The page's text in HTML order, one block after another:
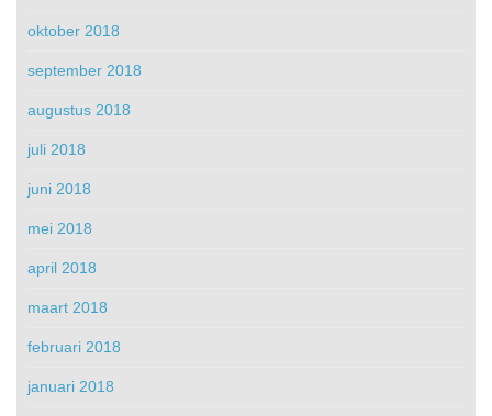
oktober 2018
september 2018
augustus 2018
juli 2018
juni 2018
mei 2018
april 2018
maart 2018
februari 2018
januari 2018